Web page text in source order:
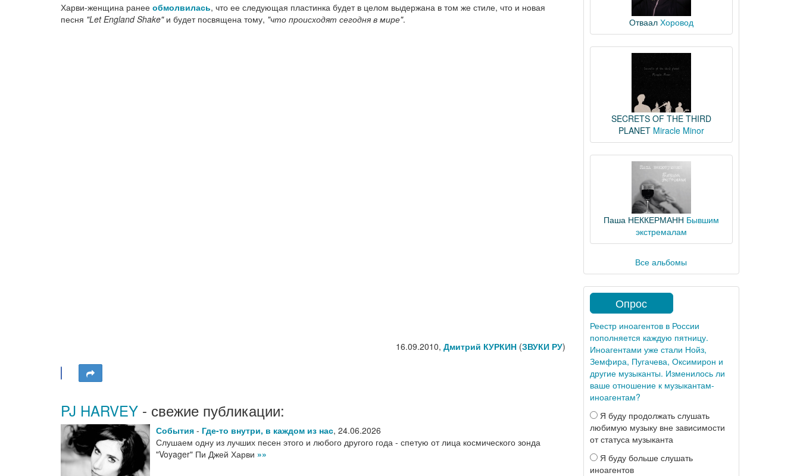
Харви-женщина ранее обмолвилась, что ее следующая пластинка будет в целом выдержана в том же стиле, что и новая
песня "Let England Shake"и будет посвящена тому, "что происходят сегодня в мире".
16.09.2010, Дмитрий КУРКИН(ЗВУКИ РУ)
PJ HARVEY - свежие публикации:
События - Где-то внутри, в каждом из нас, 24.06.2026
Слушаем одну из лучших песен этого и любого другого года - спетую от лица космического зонда
"Voyager" Пи Джей Харви »»
Отваал Хоровод
SECRETS OF THE THIRD
PLANET Miracle Minor
Паша НЕККЕРМАНН Бывшим
экстремалам
Все альбомы
Опрос
Реестр иноагентов в России
пополняется каждую пятницу.
Иноагентами уже стали Нойз,
Земфира, Пугачева, Оксимирон и
другие музыканты. Изменилось ли
ваше отношение к музыкантам-
иноагентам?
Я буду продолжать слушать
любимую музыку вне зависимости
от статуса музыканта
Я буду больше слушать
иноагентов